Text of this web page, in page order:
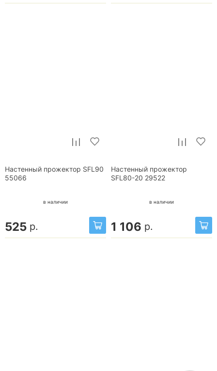
Настенный прожектор SFL90
55066
в наличии
525 р.
Настенный прожектор
SFL80-20 29522
в наличии
1 106 р.